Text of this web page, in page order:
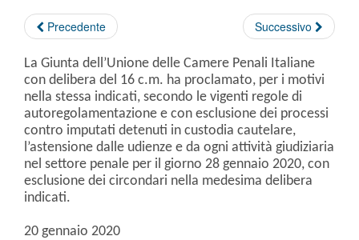
Precedente Successivo
La Giunta dell’Unione delle Camere Penali Italiane
con delibera del 16 c.m. ha proclamato, per i motivi
nella stessa indicati, secondo le vigenti regole di
autoregolamentazione e con esclusione dei processi
contro imputati detenuti in custodia cautelare,
l’astensione dalle udienze e da ogni attività giudiziaria
nel settore penale per il giorno 28 gennaio 2020, con
esclusione dei circondari nella medesima delibera
indicati.
20 gennaio 2020